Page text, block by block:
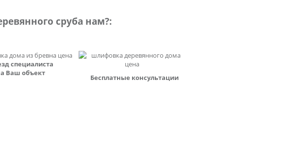
сруба нам?:
специалиста
Ваш объект
Бесплатные консультации